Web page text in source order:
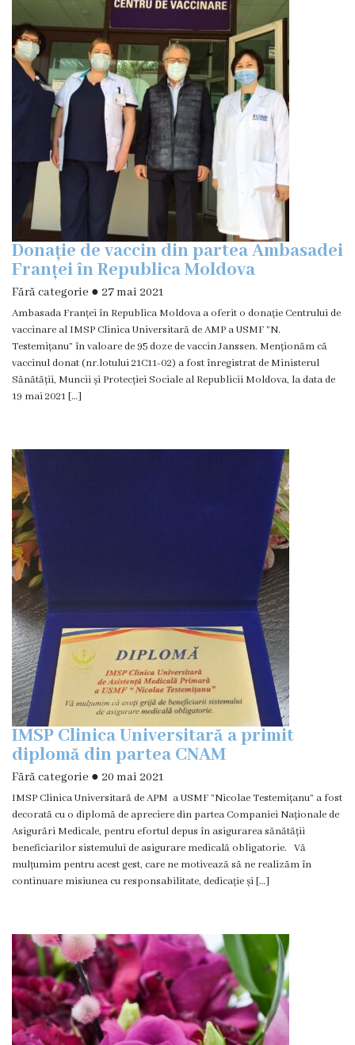
Subdiviziuni
Secția
Medicină
de
familie
Secția
studenți
rezidenți
Secția
medici
specialiști
Secția
de
reabilitare
medicală
Laborator
clinic
de
Medicină
Tradițională
Chineză
Fitoterapie
Terapia
manuală
Acupunctură
Transparență
Funcții
vacante
Contracte
CNAM
Acte
legislative
Bugetul
instituției
Activitatea
Planuri
Achiziții
publice
Orarul
Donație de vaccin din partea Ambasadei
Franței în Republica Moldova
Fără categorie ● 27 mai 2021
Ambasada Franței în Republica Moldova a oferit o donație Centrului de
vaccinare al IMSP Clinica Universitară de AMP a USMF ”N.
Testemițanu” în valoare de 95 doze de vaccin Janssen. Menționăm că
vaccinul donat (nr.lotului 21C11-02) a fost înregistrat de Ministerul
Sănătății, Muncii și Protecției Sociale al Republicii Moldova, la data de
19 mai 2021 […]
IMSP Clinica Universitară a primit
diplomă din partea CNAM
Fără categorie ● 20 mai 2021
IMSP Clinica Universitară de APM a USMF ”Nicolae Testemițanu” a fost
decorată cu o diplomă de apreciere din partea Companiei Naționale de
Asigurări Medicale, pentru efortul depus în asigurarea sănătății
beneficiarilor sistemului de asigurare medicală obligatorie. Vă
mulțumim pentru acest gest, care ne motivează să ne realizăm în
continuare misiunea cu responsabilitate, dedicație și […]